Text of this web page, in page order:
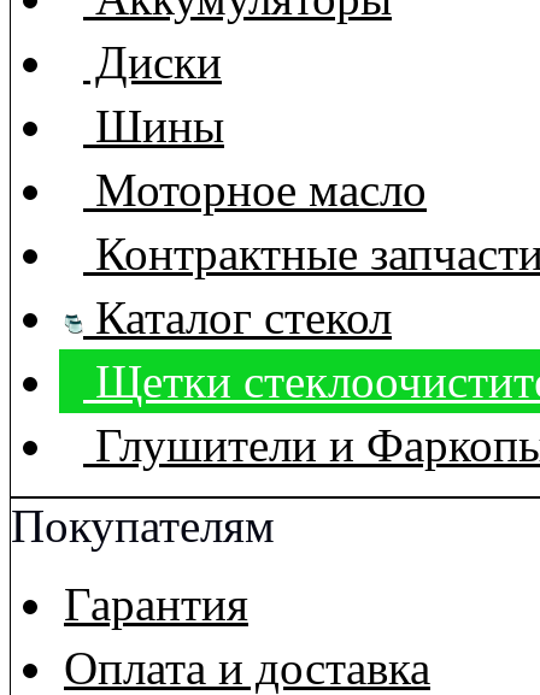
Диски
Шины
Моторное масло
Контрактные
Каталог стекол
Щетки
Глушители и
Покупателям
Гарантия
Оплата и доставка